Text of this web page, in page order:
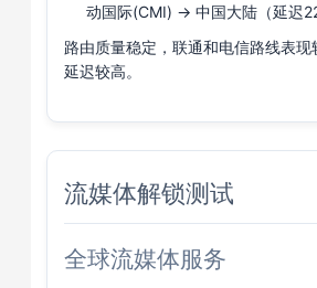
动国际(CMI) → 中国大陆（延迟
路由质量稳定，联通和电信路线表现
延迟较高。
流媒体解锁测试
全球流媒体服务